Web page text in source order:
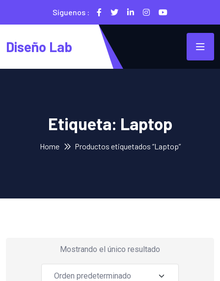
Síguenos :
Diseño Lab
Etiqueta: Laptop
Home Productos etiquetados “Laptop”
Mostrando el único resultado